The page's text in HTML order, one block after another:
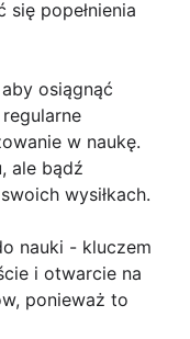
popełnienia
osiągnąć
w naukę.
ale bądź
wysiłkach.
nauki - kluczem
i otwarcie na
ponieważ to